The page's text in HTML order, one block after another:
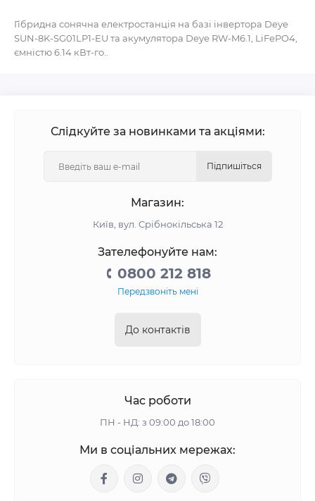
Гібридна сонячна електростанція на базі інвертора Deye
SUN-8K-SG01LP1-EU та акумулятора Deye RW-M6.1, LiFePO4,
ємністю 6.14 кВт-го..
Слідкуйте за новинками та акціями:
Підпишіться
Магазин:
Київ, вул. Срібнокільська 12
Зателефонуйте нам:
0800 212 818
Передзвоніть мені
До контактів
Час роботи
ПН - НД: з 09:00 до 18:00
Ми в соціальних мережах: